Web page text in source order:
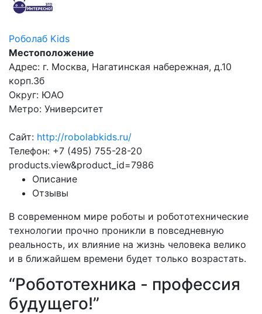
Роболаб Kids
Местоположение
Адрес: г. Москва, Нагатинская набережная, д.10
корп.3б
Округ: ЮАО
Метро: Университет
Сайт: http://robolabkids.ru/
Телефон: +7 (495) 755-28-20
products.view&product_id=7986
Описание
Отзывы
В современном мире роботы и робототехнические
технологии прочно проникли в повседневную
реальность, их влияние на жизнь человека велико
и в ближайшем времени будет только возрастать.
“Робототехника - профессия
будущего!”